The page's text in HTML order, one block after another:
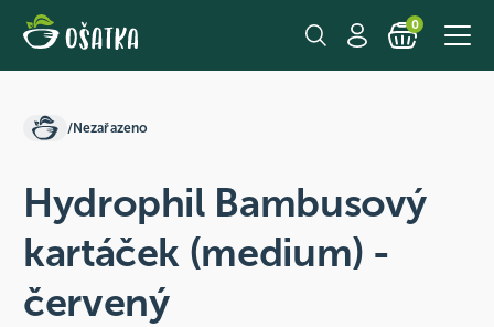
0
/Nezařazeno
Hydrophil Bambusový
kartáček (medium) -
červený